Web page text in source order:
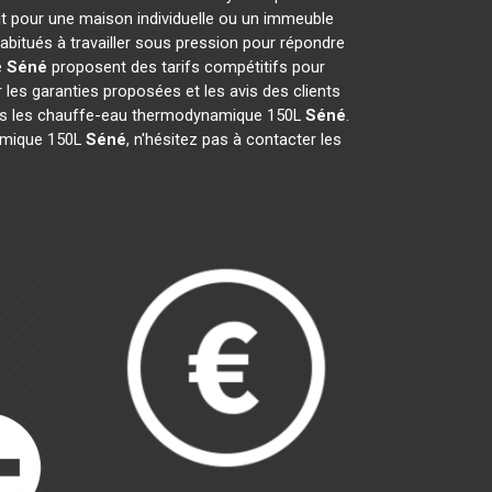
une maison individuelle ou un immeuble
à travailler sous pression pour répondre
Séné proposent des tarifs compétitifs pour
garanties proposées et les avis des clients
les chauffe-eau thermodynamique 150L Séné.
150L Séné, n'hésitez pas à contacter les